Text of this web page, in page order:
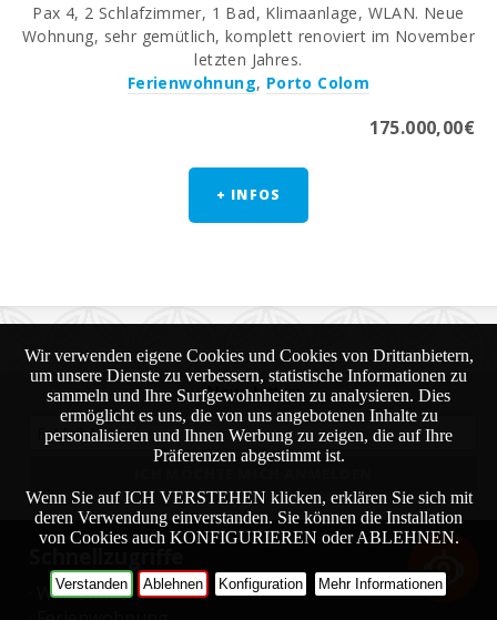
Pax 4, 2 Schlafzimmer, 1 Bad, Klimaanlage, WLAN. Neue
Wohnung, sehr gemütlich, komplett renoviert im November
letzten Jahres.
Ferienwohnung, Porto Colom
175.000,00€
+ INFOS
Newsletter:
· Willkommen
Wir verwenden eigene Cookies und Cookies von Drittanbietern,
um unsere Dienste zu verbessern, statistische Informationen zu
sammeln und Ihre Surfgewohnheiten zu analysieren. Dies
ermöglicht es uns, die von uns angebotenen Inhalte zu
personalisieren und Ihnen Werbung zu zeigen, die auf Ihre
Präferenzen abgestimmt ist.
Wenn Sie auf ICH VERSTEHEN klicken, erklären Sie sich mit
deren Verwendung einverstanden. Sie können die Installation
von Cookies auch KONFIGURIEREN oder ABLEHNEN.
Verstanden Ablehnen Konfiguration Mehr Informationen